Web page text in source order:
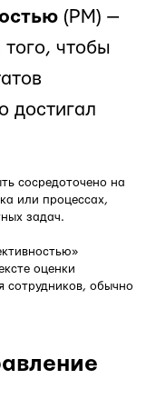
(PM) —
чтобы
достигал
сосредоточено на
или процессах,
задач.
оценки
сотрудников, обычно